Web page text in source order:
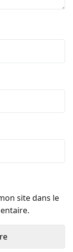
site dans le